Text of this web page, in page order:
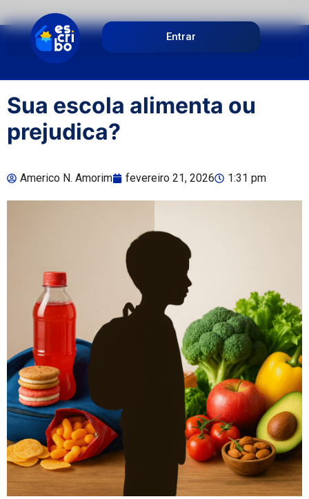
Entrar
Sua escola alimenta ou
prejudica?
Americo N. Amorim fevereiro 21, 2026 1:31 pm